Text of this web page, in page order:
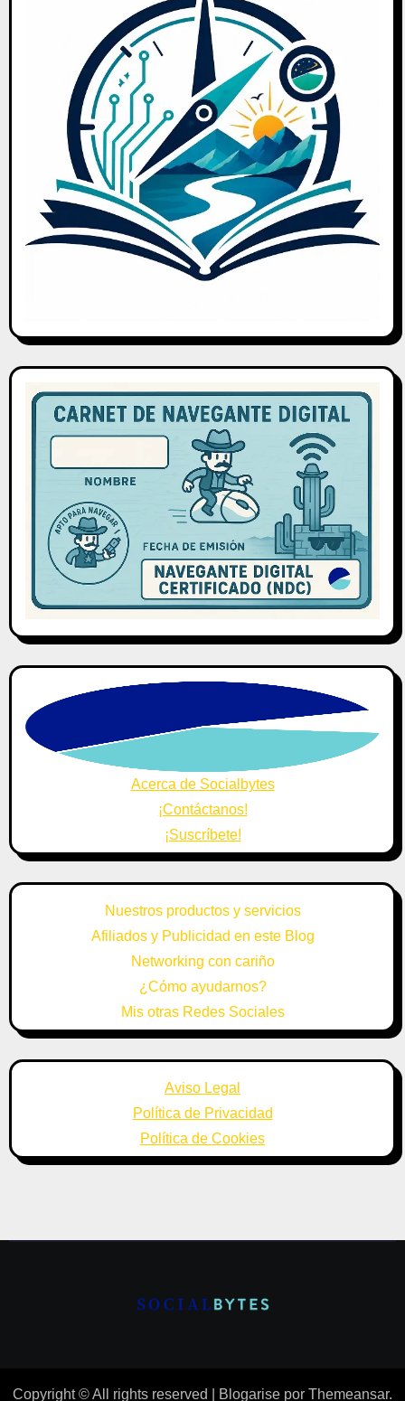
Acerca de Socialbytes
¡Contáctanos!
¡Suscríbete!
Nuestros productos y servicios
Afiliados y Publicidad en este Blog
Networking con cariño
¿Cómo ayudarnos?
Mis otras Redes Sociales
Aviso Legal
Política de Privacidad
Política de Cookies
Copyright © All rights reserved Blogarise por Themeansar.